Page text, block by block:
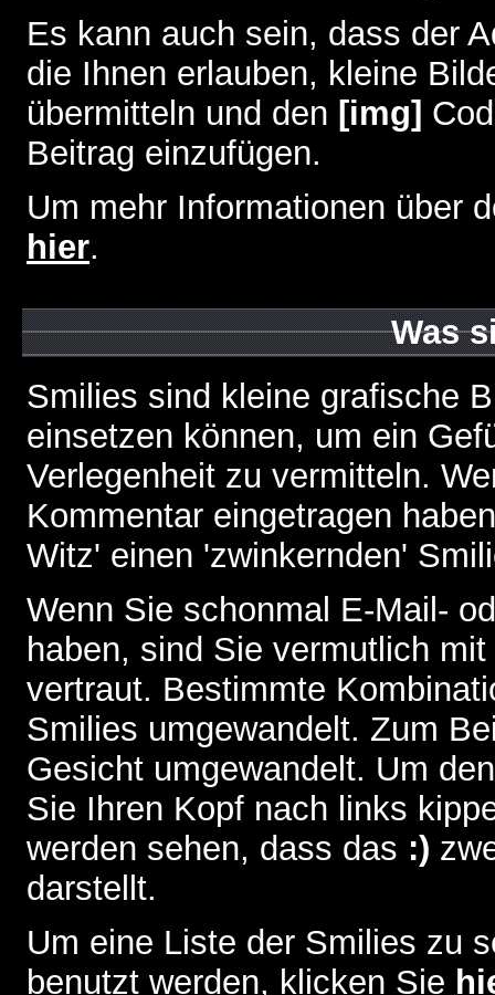
Es kann auch sein, dass der
die Ihnen erlauben, kleine
übermitteln und den [img]
Beitrag einzufügen.
Um mehr Informationen über
hier.
Was
Smilies sind kleine grafische
einsetzen können, um ein
Verlegenheit zu vermitteln.
Kommentar eingetragen
Witz' einen 'zwinkernden'
Wenn Sie schonmal E-Mail-
haben, sind Sie vermutlich
vertraut. Bestimmte
Smilies umgewandelt. Zum
Gesicht umgewandelt. Um
Sie Ihren Kopf nach links
werden sehen, dass das :)
darstellt.
Um eine Liste der Smilies zu
benutzt werden, klicken Sie